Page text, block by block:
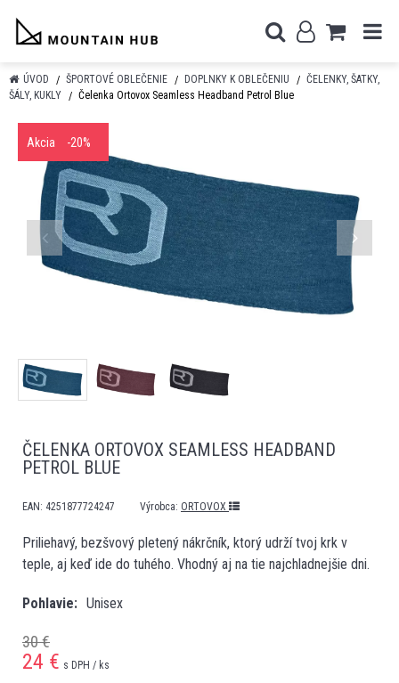
ÚVOD ŠPORTOVÉ OBLEČENIE DOPLNKY K OBLEČENIU
ČELENKY, ŠATKY,
ŠÁLY, KUKLY
Čelenka Ortovox Seamless Headband Petrol Blue
Akcia -20%
ČELENKA ORTOVOX SEAMLESS HEADBAND
PETROL BLUE
EAN: 4251877724247 Výrobca: ORTOVOX
Priliehavý, bezšvový pletený nákrčník, ktorý udrží tvoj krk v
teple, aj keď ide do tuhého. Vhodný aj na tie najchladnejšie dni.
Pohlavie Unisex
30 €
24 € s DPH / ks